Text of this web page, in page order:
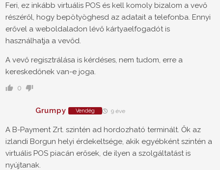
Feri, ez inkább virtuális POS és kell komoly bizalom a vevő
részéről, hogy bepötyöghesd az adatait a telefonba. Ennyi
erővel a weboldaladon lévő kártyaelfogadót is
használhatja a vevőd.
A vevő regisztrálása is kérdéses, nem tudom, erre a
kereskedőnek van-e joga.
0
Grumpy Vendég 9 éve
A B-Payment Zrt. szintén ad hordozható terminált. Ők az
izlandi Borgun helyi érdekeltsége, akik egyébként szintén a
virtuális POS piacán erősek, de ilyen a szolgáltatást is
nyújtanak.